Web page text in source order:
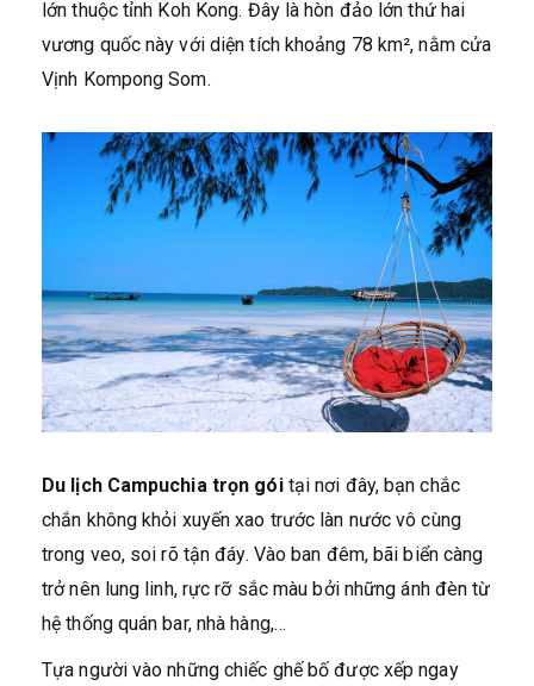
lớn thuộc tỉnh Koh Kong. Đây là hòn đảo lớn thứ hai
vương quốc này với diện tích khoảng 78 km², nằm cửa
Vịnh Kompong Som.
Du lịch Campuchia trọn góitại nơi đây, bạn chắc
chắn không khỏi xuyến xao trước làn nước vô cùng
trong veo, soi rõ tận đáy. Vào ban đêm, bãi biển càng
trở nên lung linh, rực rỡ sắc màu bởi những ánh đèn từ
hệ thống quán bar, nhà hàng,…
Tựa người vào những chiếc ghế bố được xếp ngay